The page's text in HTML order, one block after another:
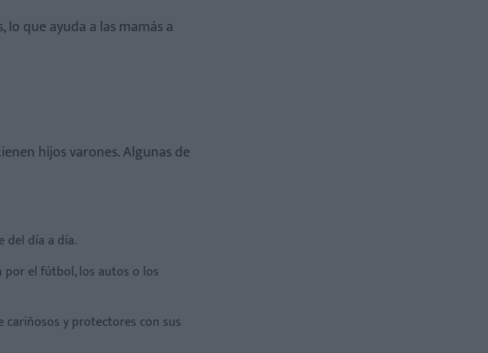
que ayuda a las mamás a
hijos varones. Algunas de
del día a día.
por el fútbol, los autos o los
y protectores con sus